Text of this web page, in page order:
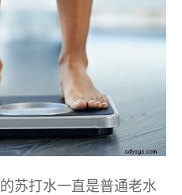
苏打水一直是普通老水